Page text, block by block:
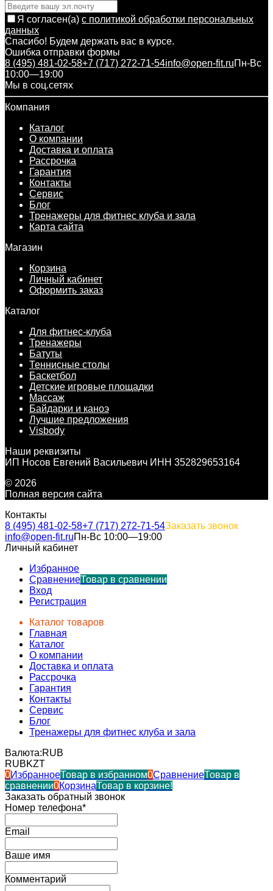
Я согласен(a) с политикой обработки персональных
данных
Спасибо! Будем держать вас в курсе.
Ошибка отправки формы
8 (495) 481-02-58+7 (717) 272-71-54info@open-fit.ruПн-Вс
10:00—19:00
Мы в соц.сетях
Компания
Каталог
О компании
Доставка и оплата
Рассрочка
Гарантия
Контакты
Сервис
Блог
Тренажеры для фитнес клуба и зала
Карта сайта
Магазин
Корзина
Личный кабинет
Оформить заказ
Каталог
Для фитнес-клуба
Тренажеры
Батуты
Теннисные столы
Баскетбол
Детские игровые площадки
Массаж
Байдарки и каноэ
Лучшие предложения
Visbody
Наши реквизиты
ИП Носов Евгений Васильевич ИНН 352829653164
© 2026
Полная версия сайта
Контакты
8 (495) 481-02-58+7 (717) 272-71-54Заказать звонок
info@open-fit.ruПн-Вс 10:00—19:00
Личный кабинет
Избранное
СравнениеТовар в сравнении
Вход
Регистрация
Каталог товаров
Главная
Каталог
О компании
Доставка и оплата
Рассрочка
Гарантия
Контакты
Сервис
Блог
Тренажеры для фитнес клуба и зала
Валюта:RUB
RUBKZT
0ИзбранноеТовар в избранном0СравнениеТовар в
сравнении0КорзинаТовар в корзине!
Заказать обратный звонок
Номер телефона*
Email
Ваше имя
Комментарий